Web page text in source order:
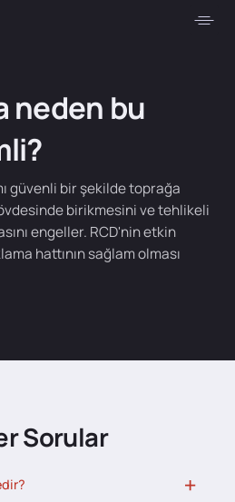
neden bu
güvenli bir şekilde toprağa
birikmesini ve tehlikeli
engeller. RCD'nin etkin
hattının sağlam olması
Sorular